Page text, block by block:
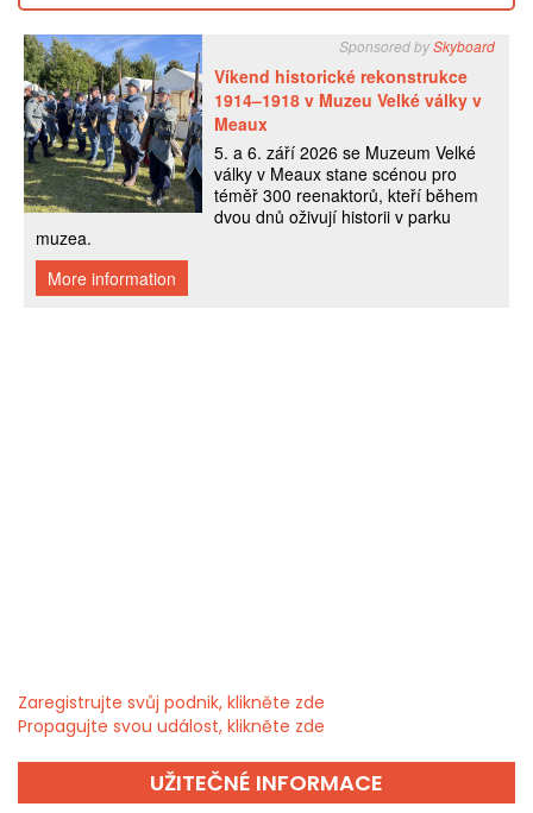
Zaregistrujte svůj podnik, klikněte zde
Propagujte svou událost, klikněte zde
UŽITEČNÉ INFORMACE